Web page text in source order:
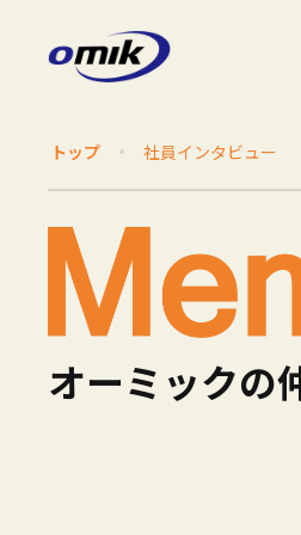
トップ 社員インタビュー
オーミックの